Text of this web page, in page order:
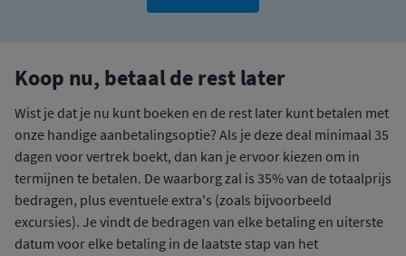
Koop nu, betaal de rest later
Wist je dat je nu kunt boeken en de rest later kunt betalen met
onze handige aanbetalingsoptie? Als je deze deal minimaal 35
dagen voor vertrek boekt, dan kan je ervoor kiezen om in
termijnen te betalen. De waarborg zal is 35% van de totaalprijs
bedragen, plus eventuele extra's (zoals bijvoorbeeld
excursies). Je vindt de bedragen van elke betaling en uiterste
datum voor elke betaling in de laatste stap van het